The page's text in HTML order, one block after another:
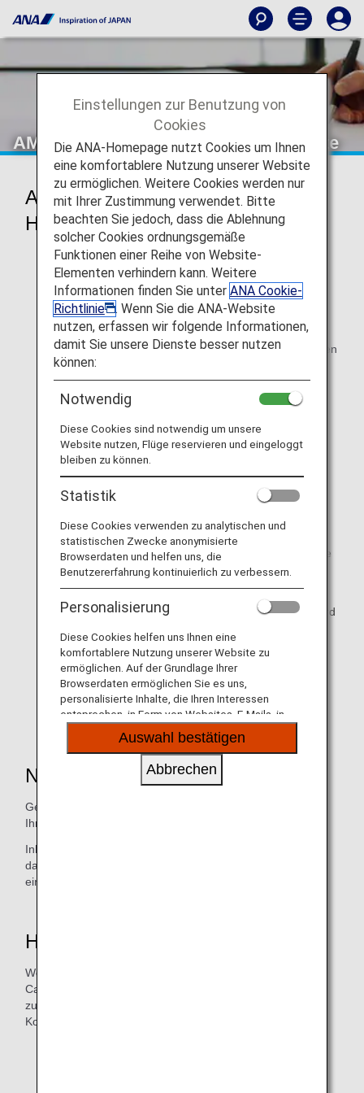
AMC-Mitgliedsnummer und Hauptkarte
AMC-Mitgliedsnummer und
Hauptkarte
Die 10-stellige ANA Mileage Club-Mitgliedsnummer ist
wichtig, um Reservierungen vorzunehmen, Meilen zu
sammeln, Prämien und Vorteile anzufordern sowie um
Anträge zu stellen.
Wenn Sie sich für eine neue Karte anmelden, eine
erneute Ausstellung beantragen oder zu einem anderen
Kartentyp wechseln, kann sich Ihre 10-stellige ANA
Mileage Club-Mitgliedsnummer ändern.
Inhabende einer ANA Card sollten beachten, dass die
ANA Mileage Club-Mitgliedsnummer nicht mit der
Kreditkartennummer identisch ist.
Bei der ANA Mileage Club Edy Card und der ANA Card
Rakuten Edy-Nummer, mit der die Karte für das
Rakuten Edy-System für digitalen Zahlungsverkehr
verwendet werden kann. Bitte beachten Sie, dass
diese Nummer nicht mit der ANA Mileage Club-
Mitgliedsnummer und der Kreditkartennummer
identisch ist.
Name
Generell muss der Name auf der Karte mit dem Namen in
Ihrem Reisepass übereinstimmen.
Inhabende einer ANA Card müssen ihren Namen in dem
dafür vorgesehenen Feld auf der Rückseite ihrer Karten
eintragen, bevor sie sie verwenden.
Hauptkarte
Wenn ein Mitglied des ANA Mileage Clubs mehrere ANA
Card-Meilenkonten zu einem einzigen Konto
zusammengeführt hat, wird die primäre Karte für dieses
Konto als „Hauptkarte“ bezeichnet.
Einstellungen zur Benutzung von
Cookies
Die ANA-Homepage nutzt Cookies um Ihnen
eine komfortablere Nutzung unserer Website
zu ermöglichen. Weitere Cookies werden nur
mit Ihrer Zustimmung verwendet. Bitte
beachten Sie jedoch, dass die Ablehnung
solcher Cookies ordnungsgemäße
Funktionen einer Reihe von Website-
Elementen verhindern kann. Weitere
Informationen finden Sie unter ANA Cookie-
Richtlinie
. Wenn Sie die ANA-Website
nutzen, erfassen wir folgende Informationen,
damit Sie unsere Dienste besser nutzen
können:
Notwendig
Diese Cookies sind notwendig um unsere
Website nutzen, Flüge reservieren und eingeloggt
bleiben zu können.
Statistik
Diese Cookies verwenden zu analytischen und
statistischen Zwecke anonymisierte
Browserdaten und helfen uns, die
Benutzererfahrung kontinuierlich zu verbessern.
Personalisierung
Diese Cookies helfen uns Ihnen eine
komfortablere Nutzung unserer Website zu
ermöglichen. Auf der Grundlage Ihrer
Browserdaten ermöglichen Sie es uns,
personalisierte Inhalte, die Ihren Interessen
entsprechen, in Form von Websites, E-Mails, in
sozialen Medien und Werbung anzubieten.
Auswahl bestätigen
Abbrechen